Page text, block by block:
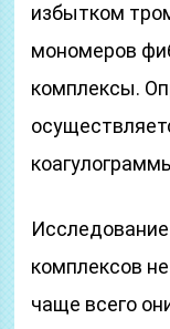
избытком
мономеров
комплексы.
комплексов
чаще всего